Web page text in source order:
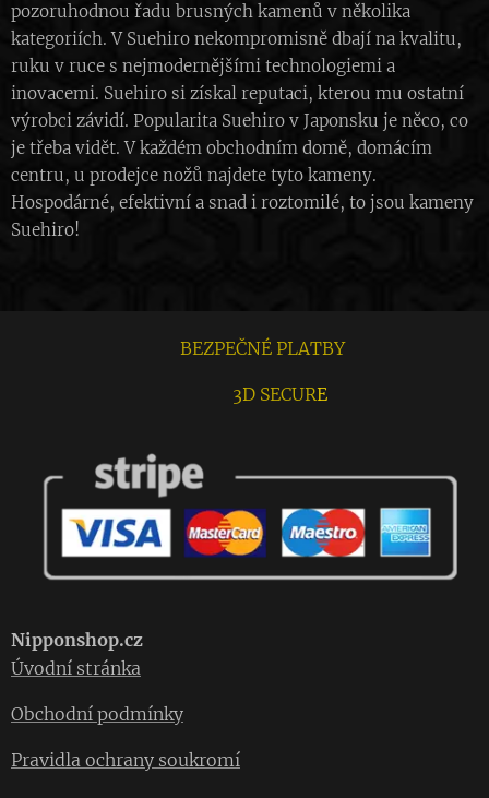
pozoruhodnou řadu brusných kamenů v několika
kategoriích. V Suehiro nekompromisně dbají na kvalitu,
ruku v ruce s nejmodernějšími technologiemi a
inovacemi. Suehiro si získal reputaci, kterou mu ostatní
výrobci závidí. Popularita Suehiro v Japonsku je něco, co
je třeba vidět. V každém obchodním domě, domácím
centru, u prodejce nožů najdete tyto kameny.
Hospodárné, efektivní a snad i roztomilé, to jsou kameny
Suehiro!
BEZPEČNÉ PLATBY
3D SECURE
Nipponshop.cz
Úvodní stránka
Obchodní podmínky
Pravidla ochrany soukromí